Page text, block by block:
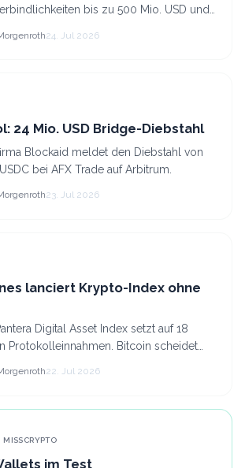
bis zu 500 Mio. USD und
zweier Texas-Standorte für.
24. Jul 2026
24 Mio. USD Bridge-Diebstahl
Blockaid meldet den Diebstahl von
bei AFX Trade auf Arbitrum.
23. Jul 2026
lanciert Krypto-Index ohne
Digital Asset Index setzt auf 18
Protokolleinnahmen. Bitcoin scheidet
Erträge für Halter aus dem.
22. Jul 2026
MISSCRYPTO
im Test